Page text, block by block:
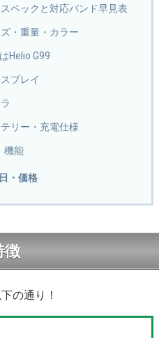
スペックと対応バンド早見表
ズ・重量・カラー
Helio G99
プレイ
テリー・充電仕様
機能
・価格
徴
の通り！